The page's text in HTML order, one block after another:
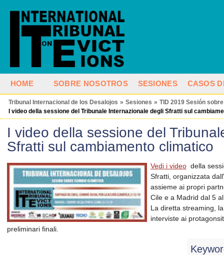
HOME SOBRE NOSOTROS SESIONES CASOS
Tribunal Internacional de los Desalojos » Sesiones » TID 2019 Sesión
I video della sessione del Tribunale Internazionale degli Sfratti sul
I video della sessione del
Sfratti sul cambiamento climatico
Vedi i videodella
Sfratti, organizzata
assieme ai propri
Cile e a Madrid dal 5
La diretta streaming,
interviste ai
preliminari finali.